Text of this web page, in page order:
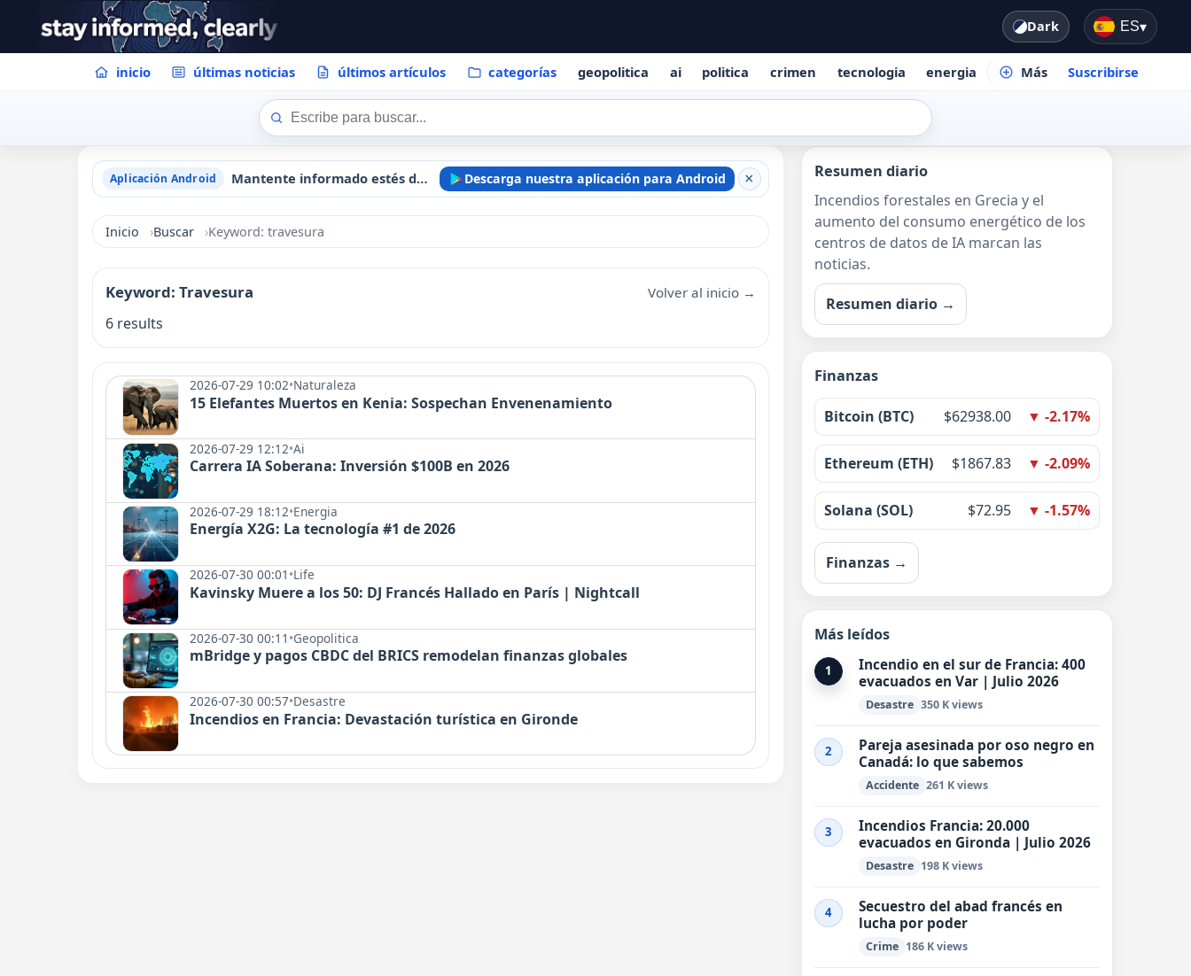
Dark ES▾
inicio últimas noticias últimos artículos categorías geopolitica ai politica crimen tecnologia energia Más Suscribirse
Aplicación Android Mantente informado estés donde estés Descarga nuestra aplicación para Android ×
Inicio Buscar Keyword: travesura
Keyword: Travesura Volver al inicio →
6 results
2026-07-29 10:02•Naturaleza
15 Elefantes Muertos en Kenia: Sospechan Envenenamiento
2026-07-29 12:12•Ai
Carrera IA Soberana: Inversión $100B en 2026
2026-07-29 18:12•Energia
Energía X2G: La tecnología #1 de 2026
2026-07-30 00:01 •Life
Kavinsky Muere a los 50: DJ Francés Hallado en París | Nightcall
2026-07-30 00:11 •Geopolitica
mBridge y pagos CBDC del BRICS remodelan finanzas globales
2026-07-30 00:57•Desastre
Incendios en Francia: Devastación turística en Gironde
Resumen diario
Incendios forestales en Grecia y el
aumento del consumo energético de los
centros de datos de IA marcan las
noticias.
Resumen diario →
Finanzas
Bitcoin (BTC) $62938.00 ▼ -2.17%
Ethereum (ETH) $1867.83 ▼ -2.09%
Solana (SOL) $72.95 ▼ -1.57%
Finanzas →
Más leídos
1
Incendio en el sur de Francia: 400
evacuados en Var | Julio 2026
Desastre 350 K views
2
Pareja asesinada por oso negro en
Canadá: lo que sabemos
Accidente 261 K views
3
Incendios Francia: 20.000
evacuados en Gironda | Julio 2026
Desastre 198 K views
4
Secuestro del abad francés en
lucha por poder
Crime 186 K views